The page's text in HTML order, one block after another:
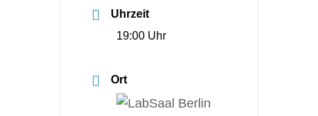
Uhrzeit
19:00 Uhr
Ort